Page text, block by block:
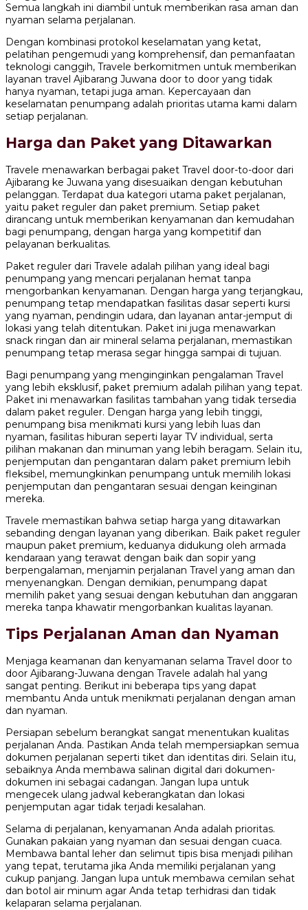
Semua langkah ini diambil untuk memberikan rasa aman dan
nyaman selama perjalanan.
Dengan kombinasi protokol keselamatan yang ketat,
pelatihan pengemudi yang komprehensif, dan pemanfaatan
teknologi canggih, Travele berkomitmen untuk memberikan
layanan travel Ajibarang Juwana door to door yang tidak
hanya nyaman, tetapi juga aman. Kepercayaan dan
keselamatan penumpang adalah prioritas utama kami dalam
setiap perjalanan.
Harga dan Paket yang Ditawarkan
Travele menawarkan berbagai paket Travel door-to-door dari
Ajibarang ke Juwana yang disesuaikan dengan kebutuhan
pelanggan. Terdapat dua kategori utama paket perjalanan,
yaitu paket reguler dan paket premium. Setiap paket
dirancang untuk memberikan kenyamanan dan kemudahan
bagi penumpang, dengan harga yang kompetitif dan
pelayanan berkualitas.
Paket reguler dari Travele adalah pilihan yang ideal bagi
penumpang yang mencari perjalanan hemat tanpa
mengorbankan kenyamanan. Dengan harga yang terjangkau,
penumpang tetap mendapatkan fasilitas dasar seperti kursi
yang nyaman, pendingin udara, dan layanan antar-jemput di
lokasi yang telah ditentukan. Paket ini juga menawarkan
snack ringan dan air mineral selama perjalanan, memastikan
penumpang tetap merasa segar hingga sampai di tujuan.
Bagi penumpang yang menginginkan pengalaman Travel
yang lebih eksklusif, paket premium adalah pilihan yang tepat.
Paket ini menawarkan fasilitas tambahan yang tidak tersedia
dalam paket reguler. Dengan harga yang lebih tinggi,
penumpang bisa menikmati kursi yang lebih luas dan
nyaman, fasilitas hiburan seperti layar TV individual, serta
pilihan makanan dan minuman yang lebih beragam. Selain itu,
penjemputan dan pengantaran dalam paket premium lebih
fleksibel, memungkinkan penumpang untuk memilih lokasi
penjemputan dan pengantaran sesuai dengan keinginan
mereka.
Travele memastikan bahwa setiap harga yang ditawarkan
sebanding dengan layanan yang diberikan. Baik paket reguler
maupun paket premium, keduanya didukung oleh armada
kendaraan yang terawat dengan baik dan sopir yang
berpengalaman, menjamin perjalanan Travel yang aman dan
menyenangkan. Dengan demikian, penumpang dapat
memilih paket yang sesuai dengan kebutuhan dan anggaran
mereka tanpa khawatir mengorbankan kualitas layanan.
Tips Perjalanan Aman dan Nyaman
Menjaga keamanan dan kenyamanan selama Travel door to
door Ajibarang-Juwana dengan Travele adalah hal yang
sangat penting. Berikut ini beberapa tips yang dapat
membantu Anda untuk menikmati perjalanan dengan aman
dan nyaman.
Persiapan sebelum berangkat sangat menentukan kualitas
perjalanan Anda. Pastikan Anda telah mempersiapkan semua
dokumen perjalanan seperti tiket dan identitas diri. Selain itu,
sebaiknya Anda membawa salinan digital dari dokumen-
dokumen ini sebagai cadangan. Jangan lupa untuk
mengecek ulang jadwal keberangkatan dan lokasi
penjemputan agar tidak terjadi kesalahan.
Selama di perjalanan, kenyamanan Anda adalah prioritas.
Gunakan pakaian yang nyaman dan sesuai dengan cuaca.
Membawa bantal leher dan selimut tipis bisa menjadi pilihan
yang tepat, terutama jika Anda memiliki perjalanan yang
cukup panjang. Jangan lupa untuk membawa cemilan sehat
dan botol air minum agar Anda tetap terhidrasi dan tidak
kelaparan selama perjalanan.